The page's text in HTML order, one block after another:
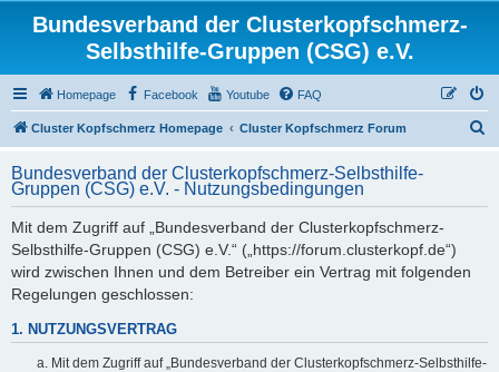
Bundesverband der Clusterkopfschmerz-
Selbsthilfe-Gruppen (CSG) e.V.
Homepage Facebook Youtube FAQ
Cluster Kopfschmerz Homepage Cluster Kopfschmerz Forum
h
Bundesverband der Clusterkopfschmerz-Selbsthilfe-
Gruppen (CSG) e.V. - Nutzungsbedingungen
Mit dem Zugriff auf „Bundesverband der Clusterkopfschmerz-
Selbsthilfe-Gruppen (CSG) e.V.“ („https://forum.clusterkopf.de“)
wird zwischen Ihnen und dem Betreiber ein Vertrag mit folgenden
Regelungen geschlossen:
1. NUTZUNGSVERTRAG
Mit dem Zugriff auf „Bundesverband der Clusterkopfschmerz-Selbsthilfe-